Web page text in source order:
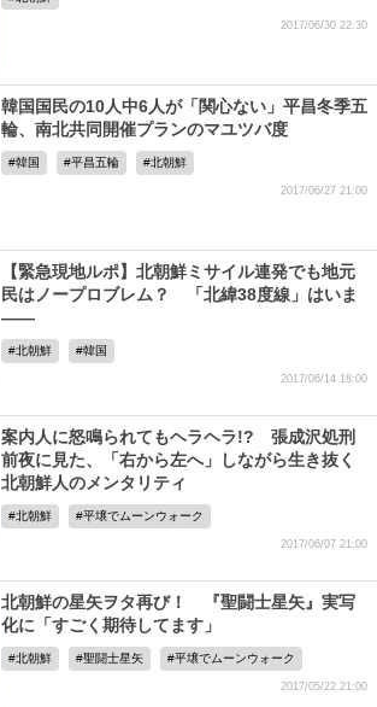
2017/06/30 22:30
韓国国民の10人中6人が「関心ない」平昌冬季五
輪、南北共同開催プランのマユツバ度
韓国 平昌五輪 北朝鮮
2017/06/27 21:00
【緊急現地ルポ】北朝鮮ミサイル連発でも地元
民はノープロブレム？ 「北緯38度線」はいま
――
北朝鮮 韓国
2017/06/14 18:00
案内人に怒鳴られてもヘラヘラ!? 張成沢処刑
前夜に見た、「右から左へ」しながら生き抜く
北朝鮮人のメンタリティ
北朝鮮 平壌でムーンウォーク
2017/06/07 21:00
北朝鮮の星矢ヲタ再び！ 『聖闘士星矢』実写
化に「すごく期待してます」
北朝鮮 聖闘士星矢 平壌でムーンウォーク
2017/05/22 21:00